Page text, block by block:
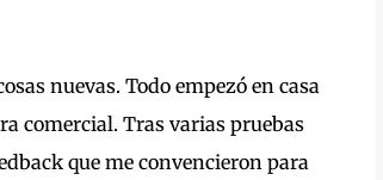
nuevas. Todo empezó en casa
comercial. Tras varias pruebas
que me convencieron para